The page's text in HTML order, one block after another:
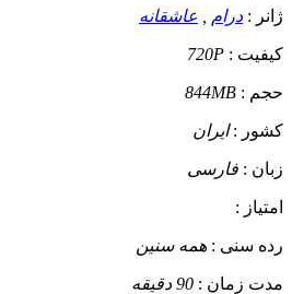
ژانر : درام عاشقانه
کیفیت : 720P
حجم : 844MB
کشور :ایران
زبان : فارسی
امتیاز :
رده سنی : همه سنین
مدت زمان : 90 دقیقه